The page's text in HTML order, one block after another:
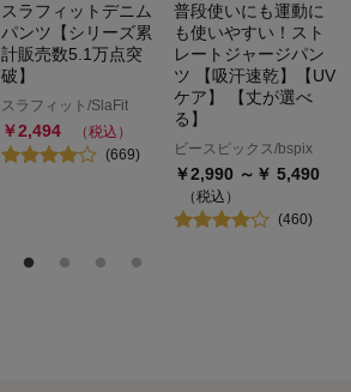
スラフィットデニム
パンツ【シリーズ累
計販売数5.1万点突
破】
スラフィット/SlaFit
￥2,494
（税込）
(669)
普段使いにも運動に
も使いやすい！スト
レートジャージパン
ツ 【吸汗速乾】【UV
ケア】 【丈が選べ
る】
ビースピックス/bspix
￥2,990 ～￥ 5,490
（税込）
(460)